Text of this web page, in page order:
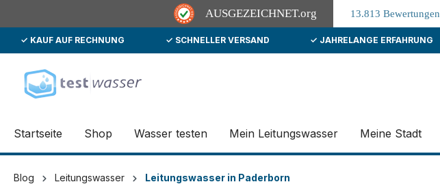
AUSGEZEICHNET.org 13.813 Bewertungen
Zur Hauptnavigation springen
✓ KAUF AUF RECHNUNG ✓ SCHNELLER VERSAND ✓ JAHRELANGE ERFAHRUNG
Startseite Shop Wasser testen Mein Leitungswasser Meine Stadt
Blog Leitungswasser Leitungswasser in Paderborn